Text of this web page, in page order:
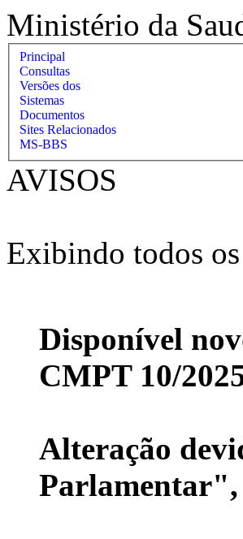
Ministério da
Principal
Consultas
Versões dos
Sistemas
Documentos
Sites Relacionados
MS-BBS
AVISOS
Exibindo todos
Disponível
CMPT 10/
Alteração